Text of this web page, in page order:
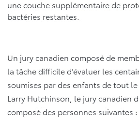
une couche supplémentaire de
bactéries restantes.
Un jury canadien composé de
la tâche difficile d’évaluer les
soumises par des enfants de tout
Larry Hutchinson, le jury canadien
composé des personnes suivantes :